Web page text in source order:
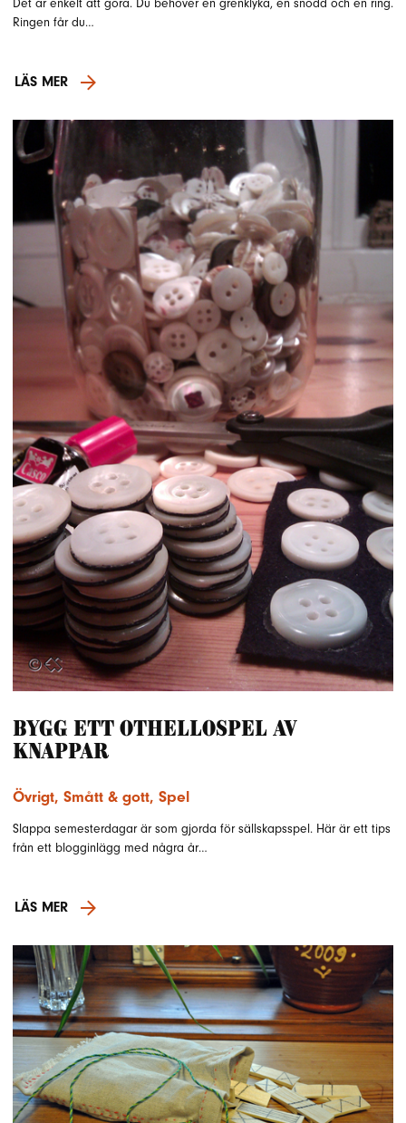
Det är enkelt att göra. Du behöver en grenklyka, en snodd och en ring.
Ringen får du…
LÄS MER
Bygg ett Othellospel av
knappar
Övrigt, Smått & gott, Spel
Slappa semesterdagar är som gjorda för sällskapsspel. Här är ett tips
från ett blogginlägg med några år…
LÄS MER